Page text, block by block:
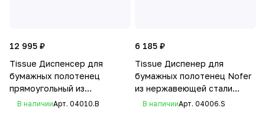
12 995 ₽
Tissue Диспенсер для
бумажных полотенец
прямоугольный из
нержавеющей стали
В наличииАрт. 04010.B
6 185 ₽
Tissue Диспенер для
бумажных полотенец Nofer
из нержавеющей стали
матовый 300х280х100мм
В наличииАрт. 04006.S